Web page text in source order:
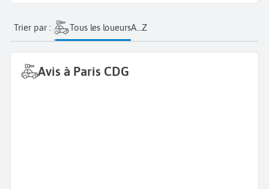
Trier par : Tous les loueursA...Z
Avis à Paris CDG